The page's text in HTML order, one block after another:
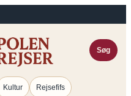
Søg
Kultur Rejsefifs